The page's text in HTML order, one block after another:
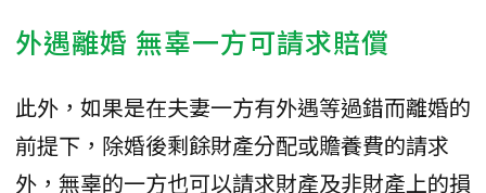
外遇離婚 無辜一方可請求賠償
此外，如果是在夫妻一方有外遇等過錯而離婚的
前提下，除婚後剩餘財產分配或贍養費的請求
外，無辜的一方也可以請求財產及非財產上的損